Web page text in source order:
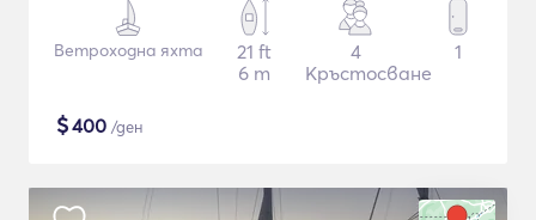
Ветроходна яхта
21 ft
6 m
4
Кръстосване
1
$400 /ден